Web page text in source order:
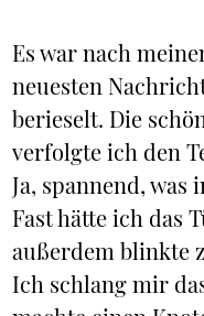
Es war nach
neuesten
berieselt. Die
verfolgte ich den
Ja, spannend, was
Fast hätte ich das
außerdem blinkte
Ich schlang mir